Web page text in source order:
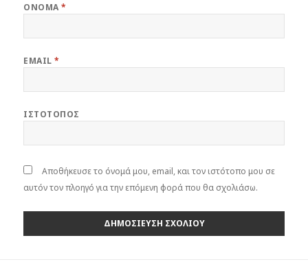
ΌΝΟΜΑ*
EMAIL*
ΙΣΤΌΤΟΠΟΣ
Αποθήκευσε το όνομά μου, email, και τον ιστότοπο μου σε
αυτόν τον πλοηγό για την επόμενη φορά που θα σχολιάσω.